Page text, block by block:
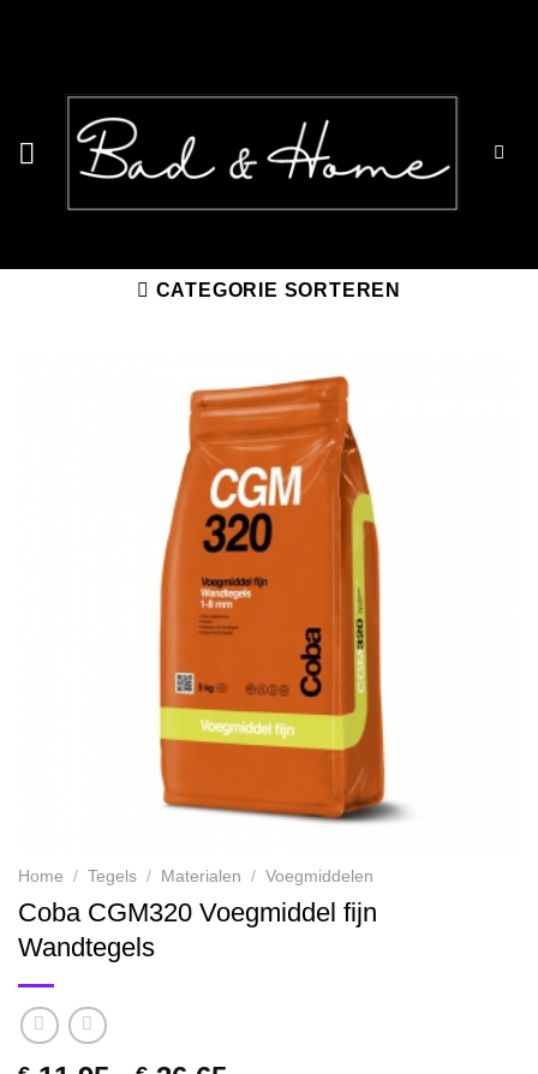
CATEGORIE SORTEREN
Home / Tegels / Materialen / Voegmiddelen
Coba CGM320 Voegmiddel fijn
Wandtegels